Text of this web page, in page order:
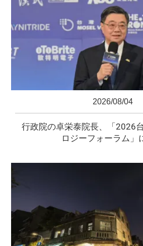
2026/08/04
行政院の卓栄泰院長、「2026
ロジーフォーラム」